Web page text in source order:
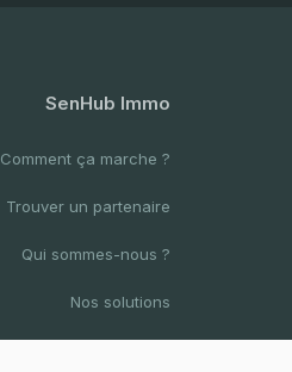
SenHub Immo
Comment ça marche ?
Trouver un partenaire
Qui sommes-nous ?
Nos solutions